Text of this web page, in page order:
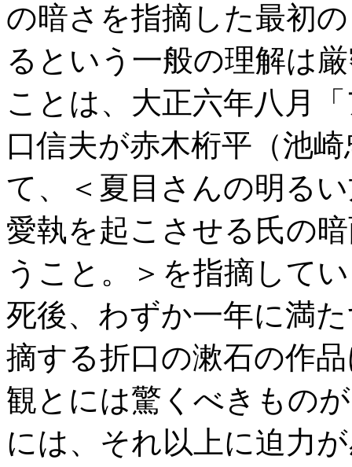
の暗さを指摘した最初
るという一般の理解は
ことは、大正六年八月
口信夫が赤木桁平（池
て、＜夏目さんの明る
愛執を起こさせる氏の
うこと。＞を指摘して
死後、わずか一年に満
摘する折口の漱石の作
観とには驚くべきもの
には、それ以上に迫力